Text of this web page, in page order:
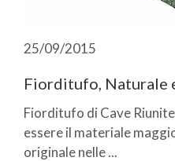
25/09/2015
Fiorditufo, Naturale
Fiorditufo di Cave
essere il materiale
originale nelle ...